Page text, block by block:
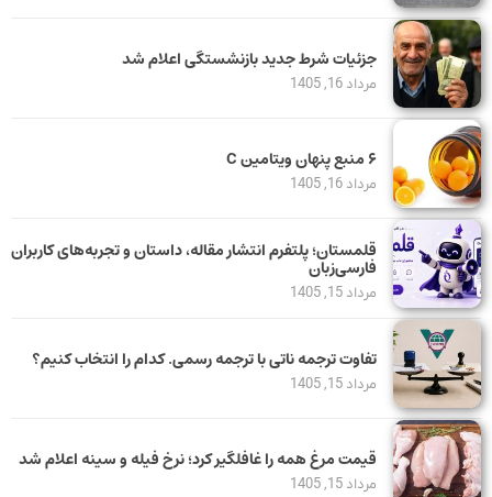
جزئیات شرط جدید بازنشستگی اعلام شد
مرداد 16, 1405
۶ منبع پنهان ویتامین C
مرداد 16, 1405
قلمستان؛ پلتفرم انتشار مقاله، داستان و تجربه‌های کاربران
فارسی‌زبان
مرداد 15, 1405
تفاوت ترجمه ناتی با ترجمه رسمی. کدام را انتخاب کنیم؟
مرداد 15, 1405
قیمت مرغ همه را غافلگیر کرد؛ نرخ فیله و سینه اعلام شد
مرداد 15, 1405